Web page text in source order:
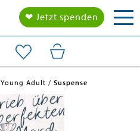
❤ Jetzt spenden
Young Adult Suspense